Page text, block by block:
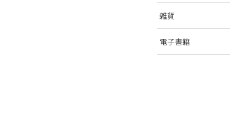
雑貨
電子書籍